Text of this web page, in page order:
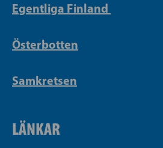
Egentliga Finland
Österbotten
Samkretsen
LÄNKAR